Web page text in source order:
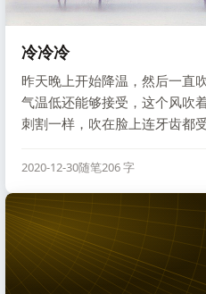
冷冷冷
昨天晚上开始降温，然后一直
气温低还能够接受，这个风吹
刺割一样，吹在脸上连牙齿都
上的叶子一天全都掉光了，环
2020-12-30随笔206 字